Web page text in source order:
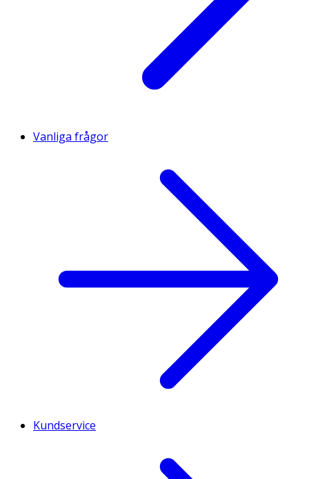
Vanliga frågor
Kundservice